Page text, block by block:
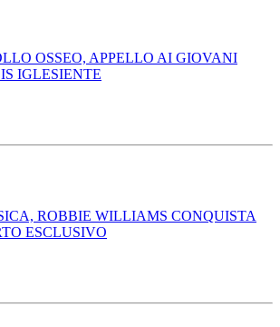
OSSEO, APPELLO AI GIOVANI
IGLESIENTE
ROBBIE WILLIAMS CONQUISTA
ESCLUSIVO